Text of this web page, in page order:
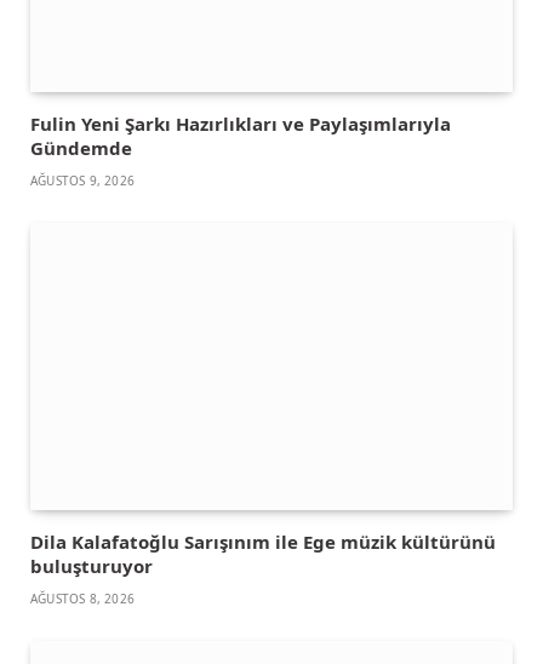
Fulin Yeni Şarkı Hazırlıkları ve Paylaşımlarıyla
Gündemde
AĞUSTOS 9, 2026
Dila Kalafatoğlu Sarışınım ile Ege müzik kültürünü
buluşturuyor
AĞUSTOS 8, 2026